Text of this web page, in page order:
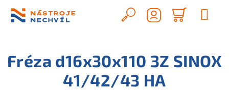
obsah
Hledat
košík
Fréza d16x30x110 3Z SINOX
41/42/43 HA